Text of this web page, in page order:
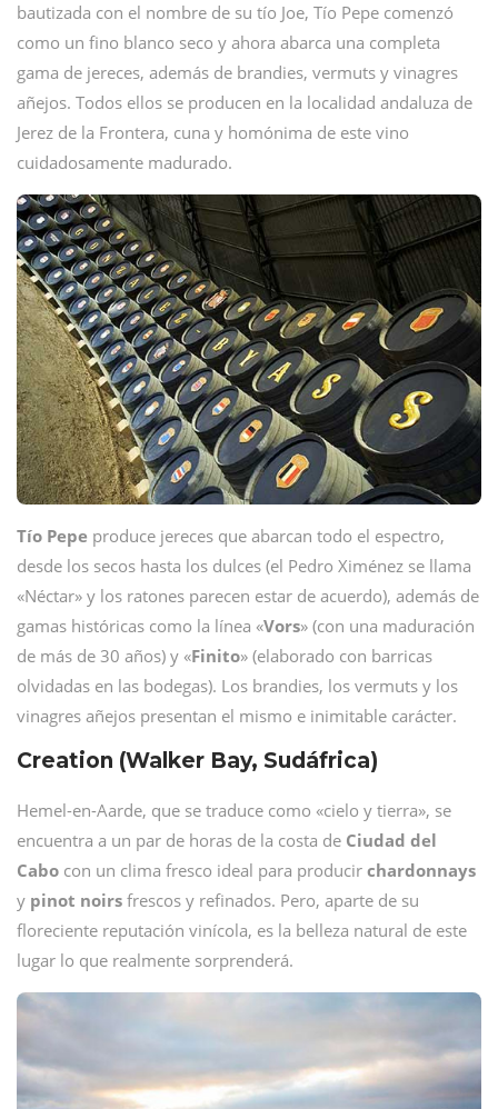
bautizada con el nombre de su tío Joe, Tío Pepe comenzó
como un fino blanco seco y ahora abarca una completa
gama de jereces, además de brandies, vermuts y vinagres
añejos. Todos ellos se producen en la localidad andaluza de
Jerez de la Frontera, cuna y homónima de este vino
cuidadosamente madurado.
Tío Pepe produce jereces que abarcan todo el espectro,
desde los secos hasta los dulces (el Pedro Ximénez se llama
«Néctar» y los ratones parecen estar de acuerdo), además de
gamas históricas como la línea «Vors» (con una maduración
de más de 30 años) y «Finito» (elaborado con barricas
olvidadas en las bodegas). Los brandies, los vermuts y los
vinagres añejos presentan el mismo e inimitable carácter.
Creation (Walker Bay, Sudáfrica)
Hemel-en-Aarde, que se traduce como «cielo y tierra», se
encuentra a un par de horas de la costa de Ciudad del
Cabo con un clima fresco ideal para producir chardonnays
y pinot noirs frescos y refinados. Pero, aparte de su
floreciente reputación vinícola, es la belleza natural de este
lugar lo que realmente sorprenderá.